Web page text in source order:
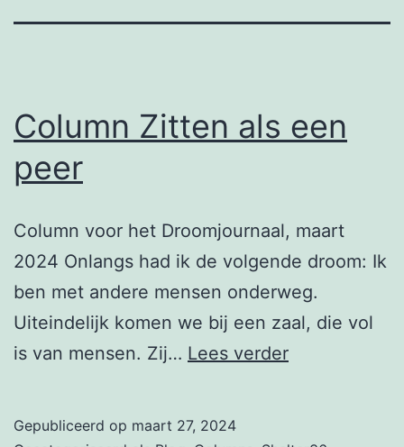
Column Zitten als een
peer
Column voor het Droomjournaal, maart
2024 Onlangs had ik de volgende droom: Ik
ben met andere mensen onderweg.
Uiteindelijk komen we bij een zaal, die vol
is van mensen. Zij… Lees verderColumn
Gepubliceerd op maart 27, 2024